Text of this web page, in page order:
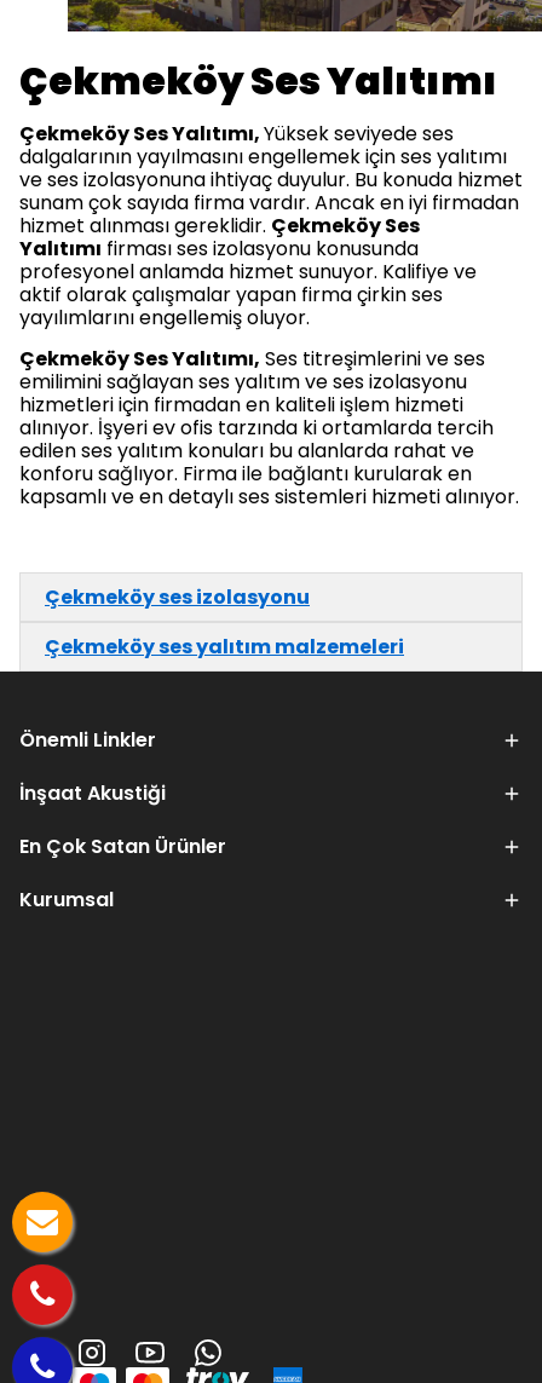
Çekmeköy Ses Yalıtımı
Çekmeköy Ses Yalıtımı,Yüksek seviyede ses
dalgalarının yayılmasını engellemek için ses yalıtımı
ve ses izolasyonuna ihtiyaç duyulur. Bu konuda hizmet
sunam çok sayıda firma vardır. Ancak en iyi firmadan
hizmet alınması gereklidir. Çekmeköy Ses
Yalıtımı firması ses izolasyonu konusunda
profesyonel anlamda hizmet sunuyor. Kalifiye ve
aktif olarak çalışmalar yapan firma çirkin ses
yayılımlarını engellemiş oluyor.
Çekmeköy Ses Yalıtımı, Ses titreşimlerini ve ses
emilimini sağlayan ses yalıtım ve ses izolasyonu
hizmetleri için firmadan en kaliteli işlem hizmeti
alınıyor. İşyeri ev ofis tarzında ki ortamlarda tercih
edilen ses yalıtım konuları bu alanlarda rahat ve
konforu sağlıyor. Firma ile bağlantı kurularak en
kapsamlı ve en detaylı ses sistemleri hizmeti alınıyor.
Çekmeköy ses izolasyonu
Çekmeköy ses yalıtım malzemeleri
Önemli Linkler
İnşaat Akustiği
En Çok Satan Ürünler
Kurumsal